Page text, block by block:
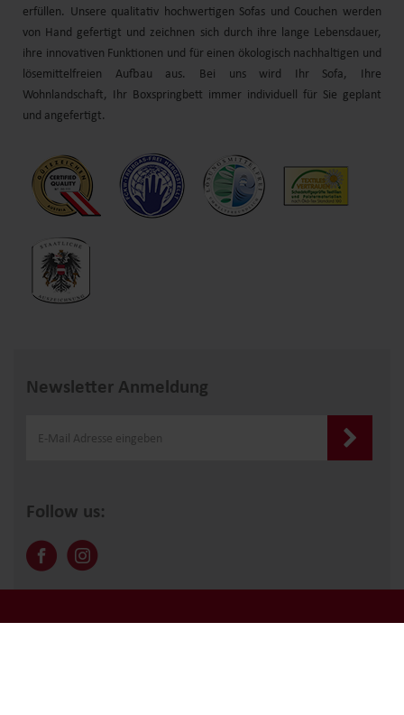
erfüllen. Unsere qualitativ hochwertigen Sofas und Couchen werden
von Hand gefertigt und zeichnen sich durch ihre lange Lebensdauer,
ihre innovativen Funktionen und für einen ökologisch nachhaltigen und
lösemittelfreien Aufbau aus. Bei uns wird Ihr Sofa, Ihre
Wohnlandschaft, Ihr Boxspringbett immer individuell für Sie geplant
und angefertigt.
Newsletter Anmeldung
Follow us:
© sedda Polstermöbelwerke, Hans Thalermaier GmbH,